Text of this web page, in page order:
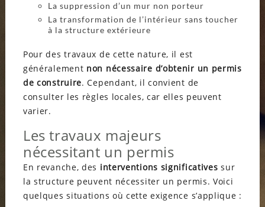
La suppression d’un mur non porteur
La transformation de l’intérieur sans toucher
à la structure extérieure
Pour des travaux de cette nature, il est
généralement non nécessaire d’obtenir un permis
de construire. Cependant, il convient de
consulter les règles locales, car elles peuvent
varier.
Les travaux majeurs
nécessitant un permis
En revanche, des interventions significatives sur
la structure peuvent nécessiter un permis. Voici
quelques situations où cette exigence s’applique :